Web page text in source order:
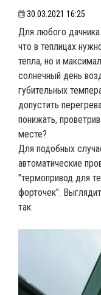
30.03.2021 16:25
Для любого
что в теплицах
тепла, но и
солнечный день
губительных
допустить
понижать,
месте?
Для подобных
автоматические
"термопривод для
форточек".
так: